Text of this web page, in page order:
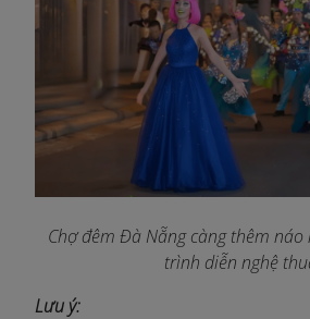
Chợ đêm Đà Nẵng càng thêm
trình diễn nghệ
Lưu ý: